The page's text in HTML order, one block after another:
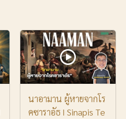
นาอามาน ผู้หายจากโร
คซาราอัธ I Sinapis Te